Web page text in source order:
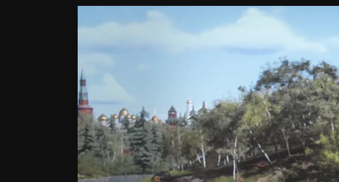
Телефон поддержки:+7 (727) 323 10 92
Пользовательское соглашение
Политика конфиденциальности